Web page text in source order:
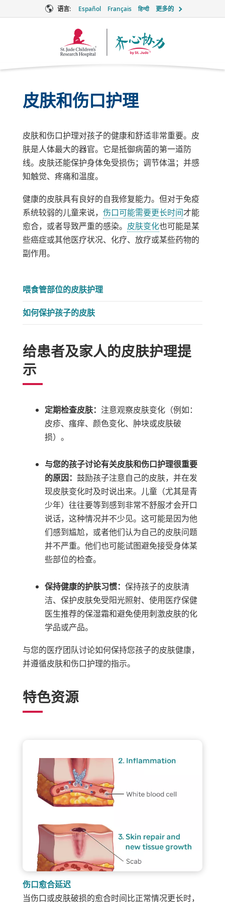
语言: Español Français हिन्दी 更多的
Together
皮肤和伤口护理
皮肤和伤口护理对孩子的健康和舒适非常重要。皮
肤是人体最大的器官。它是抵御病菌的第一道防
线。皮肤还能保护身体免受损伤；调节体温；并感
知触觉、疼痛和温度。
健康的皮肤具有良好的自我修复能力。但对于免疫
系统较弱的儿童来说， 伤口可能需要更长时间才能
愈合，或者导致严重的感染。 皮肤变化也可能是某
些癌症或其他医疗状况、化疗、放疗或某些药物的
副作用。
喂食管部位的皮肤护理
如何保护孩子的皮肤
给患者及家人的皮肤护理提
示
定期检查皮肤： 注意观察皮肤变化（例如：
皮疹、瘙痒、颜色变化、肿块或皮肤破
损）。
与您的孩子讨论有关皮肤和伤口护理很重要
的原因： 鼓励孩子注意自己的皮肤，并在发
现皮肤变化时及时说出来。儿童（尤其是青
少年）往往要等到感到非常不舒服才会开口
说话，这种情况并不少见。这可能是因为他
们感到尴尬，或者他们认为自己的皮肤问题
并不严重。他们也可能试图避免接受身体某
些部位的检查。
保持健康的护肤习惯： 保持孩子的皮肤清
洁、保护皮肤免受阳光照射、使用医疗保健
医生推荐的保湿霜和避免使用刺激皮肤的化
学品或产品。
与您的医疗团队讨论如何保持您孩子的皮肤健康，
并遵循皮肤和伤口护理的指示。
特色资源
伤口愈合延迟
当伤口或皮肤破损的愈合时间比正常情况更长时，